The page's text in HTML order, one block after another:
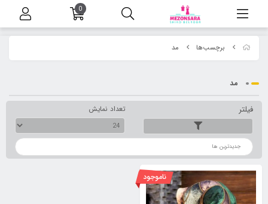
برچسب‌ها مد
مد
فیلتر تعداد نمایش
ترتیب
ناموجود
0